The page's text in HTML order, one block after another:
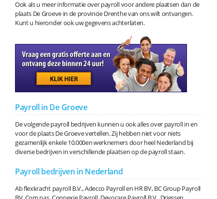
Ook als u meer informatie over payroll voor andere plaatsen dan de
plaats De Groeve in de provincie Drenthe van ons wilt ontvangen.
Kunt u hieronder ook uw gegevens achterlaten.
Payroll in De Groeve
De volgende payroll bedrijven kunnen u ook alles over payroll in en
voor de plaats De Groeve vertellen. Zij hebben niet voor niets
gezamenlijk enkele 10.000en werknemers door heel Nederland bij
diverse bedrijven in verschillende plaatsen op de payroll staan.
Payroll bedrijven in Nederland
Ab flexkracht payroll B.V., Adecco Payroll en HR BV, BC Group Payroll